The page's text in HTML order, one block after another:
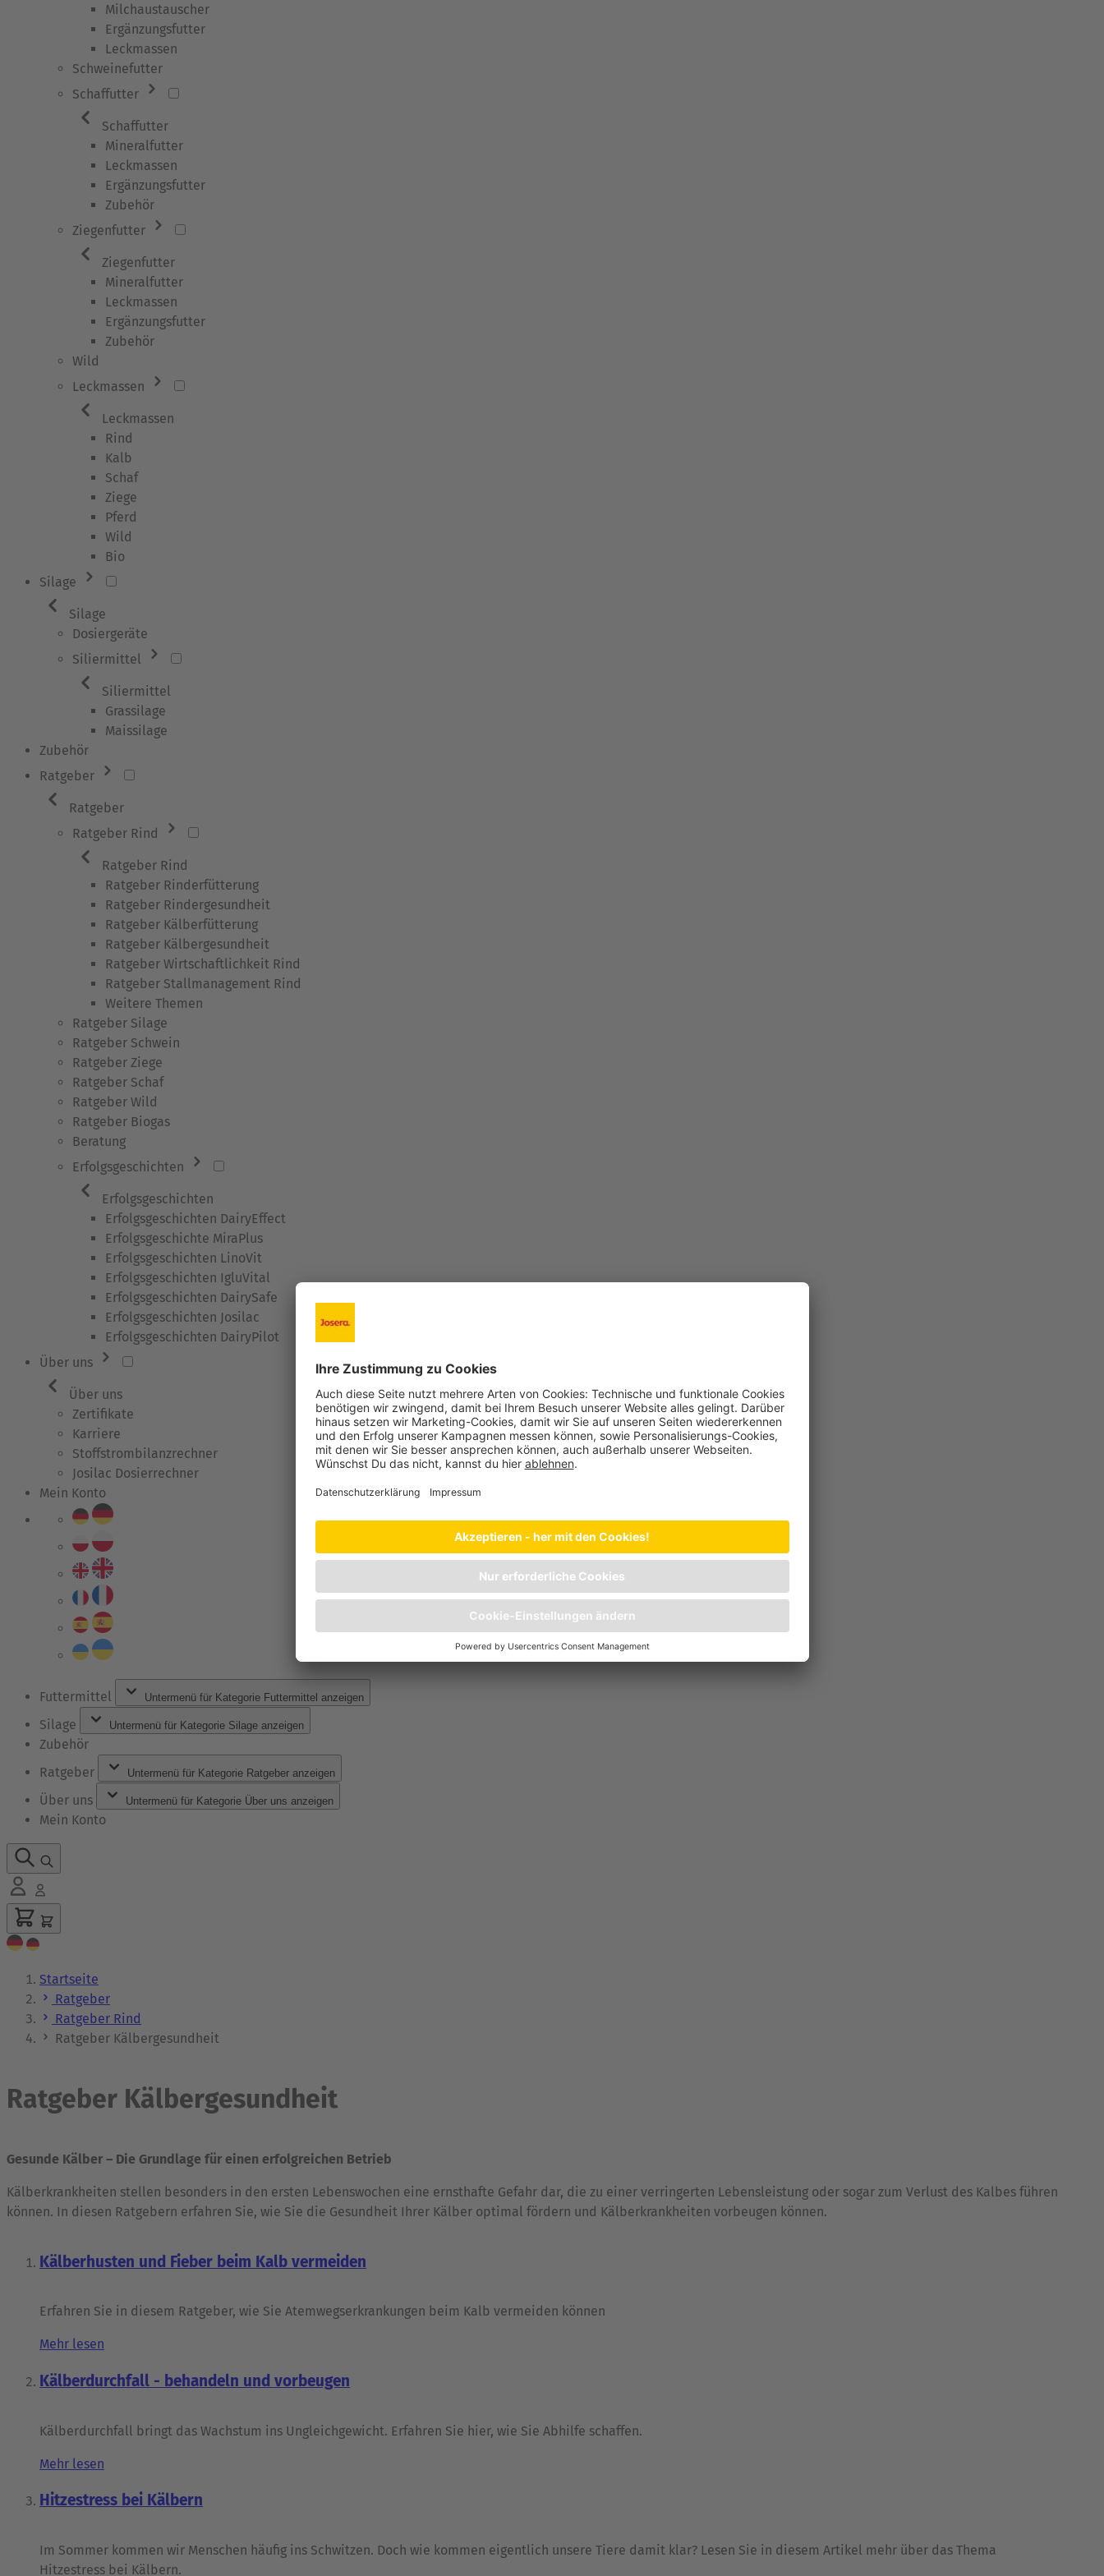
Milchaustauscher
Ergänzungsfutter
Leckmassen
Schweinefutter
Schaffutter
Schaffutter
Mineralfutter
Leckmassen
Ergänzungsfutter
Zubehör
Ziegenfutter
Ziegenfutter
Mineralfutter
Leckmassen
Ergänzungsfutter
Zubehör
Wild
Leckmassen
Leckmassen
Rind
Kalb
Schaf
Ziege
Pferd
Wild
Bio
Silage
Silage
Dosiergeräte
Siliermittel
Siliermittel
Grassilage
Maissilage
Zubehör
Ratgeber
Ratgeber
Ratgeber Rind
Ratgeber Rind
Ratgeber Rinderfütterung
Ratgeber Rindergesundheit
Ratgeber Kälberfütterung
Ratgeber Kälbergesundheit
Ratgeber Wirtschaftlichkeit Rind
Ratgeber Stallmanagement Rind
Weitere Themen
Ratgeber Silage
Ratgeber Schwein
Ratgeber Ziege
Ratgeber Schaf
Ratgeber Wild
Ratgeber Biogas
Beratung
Erfolgsgeschichten
Erfolgsgeschichten
Erfolgsgeschichten DairyEffect
Erfolgsgeschichte MiraPlus
Erfolgsgeschichten LinoVit
Erfolgsgeschichten IgluVital
Erfolgsgeschichten DairySafe
Erfolgsgeschichten Josilac
Erfolgsgeschichten DairyPilot
Über uns
Über uns
Zertifikate
Karriere
Stoffstrombilanzrechner
Josilac Dosierrechner
Mein Konto
Futtermittel Untermenü für Kategorie Futtermittel anzeigen
Silage Untermenü für Kategorie Silage anzeigen
Zubehör
Ratgeber
Untermenü für Kategorie Ratgeber anzeigen
Über uns Untermenü für Kategorie Über uns anzeigen
Mein Konto
Startseite
Ratgeber
Ratgeber Rind
Ratgeber Kälbergesundheit
Ratgeber Kälbergesundheit
Gesunde Kälber – Die Grundlage für einen erfolgreichen Betrieb
Kälberkrankheiten stellen besonders in den ersten Lebenswochen eine ernsthafte Gefahr dar, die zu einer verringerten Lebensleistung oder sogar zum Verlust des Kalbes führen
können. In diesen Ratgebern erfahren Sie, wie Sie die Gesundheit Ihrer Kälber optimal fördern und Kälberkrankheiten vorbeugen können.
Kälberhusten und Fieber beim Kalb vermeiden
Erfahren Sie in diesem Ratgeber, wie Sie Atemwegserkrankungen beim Kalb vermeiden können
Mehr lesen
Kälberdurchfall - behandeln und vorbeugen
Kälberdurchfall bringt das Wachstum ins Ungleichgewicht. Erfahren Sie hier, wie Sie Abhilfe schaffen.
Mehr lesen
Hitzestress bei Kälbern
Im Sommer kommen wir Menschen häufig ins Schwitzen. Doch wie kommen eigentlich unsere Tiere damit klar? Lesen Sie in diesem Artikel mehr über das Thema
Hitzestress bei Kälbern.